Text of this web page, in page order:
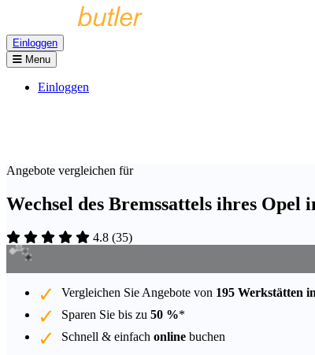
Einloggen
Menu
Einloggen
Angebote vergleichen für
Wechsel des Bremssattels ihres Opel
4.8 (35)
Vergleichen Sie Angebote von 195 Werkstätten
Sparen Sie bis zu 50 %*
Schnell & einfach online buchen